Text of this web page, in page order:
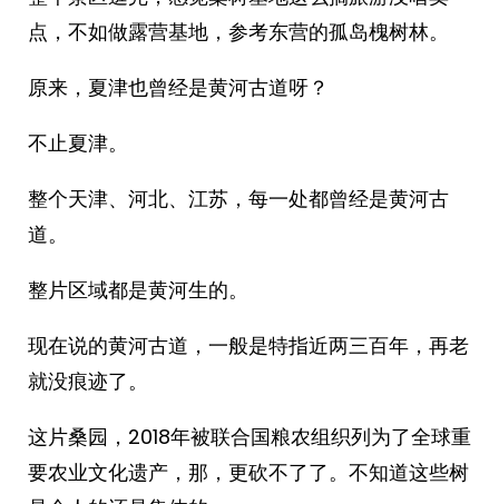
点，不如做露营基地，参考东营的孤岛槐树林。
原来，夏津也曾经是黄河古道呀？
不止夏津。
整个天津、河北、江苏，每一处都曾经是黄河古
道。
整片区域都是黄河生的。
现在说的黄河古道，一般是特指近两三百年，再老
就没痕迹了。
这片桑园，2018年被联合国粮农组织列为了全球重
要农业文化遗产，那，更砍不了了。不知道这些树